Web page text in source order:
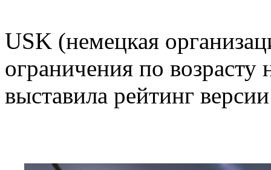
USK (немецкая
ограничения по возрасту
выставила рейтинг